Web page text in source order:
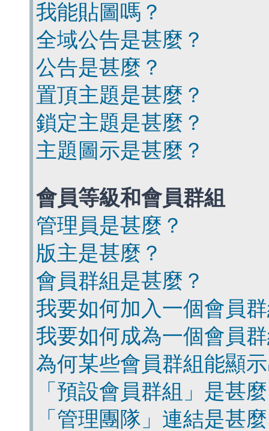
我能貼圖嗎？
全域公告是甚麼？
公告是甚麼？
置頂主題是甚麼？
鎖定主題是甚麼？
主題圖示是甚麼？
會員等級和會員群組
管理員是甚麼？
版主是甚麼？
會員群組是甚麼？
我要如何加入一個會員
我要如何成為一個會員
為何某些會員群組能顯
「預設會員群組」是甚
「管理團隊」連結是甚